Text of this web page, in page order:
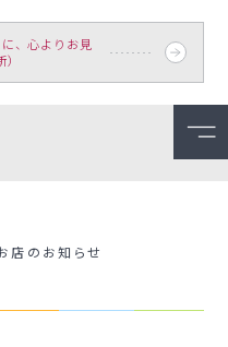
、心よりお見
店のお知らせ